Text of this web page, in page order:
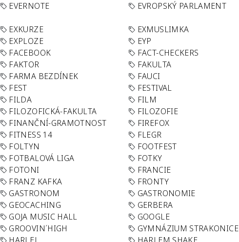
EVERNOTE EVROPSKÝ PARLAMENT
EXKURZE EXMUSLIMKA
EXPLOZE EYP
FACEBOOK FACT-CHECKERS
FAKTOR FAKULTA
FARMA BEZDÍNEK FAUCI
FEST FESTIVAL
FILDA FILM
FILOZOFICKÁ-FAKULTA FILOZOFIE
FINANČNÍ-GRAMOTNOST FIREFOX
FITNESS 14 FLEGR
FOLTYN FOOTFEST
FOTBALOVÁ LIGA FOTKY
FOTONI FRANCIE
FRANZ KAFKA FRONTY
GASTRONOM GASTRONOMIE
GEOCACHING GERBERA
GOJA MUSIC HALL GOOGLE
GROOVIN´HIGH GYMNÁZIUM STRAKONICE